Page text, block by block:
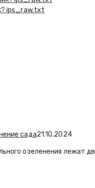
ips_raw.txt
сада21.10.2024
озеленения лежат